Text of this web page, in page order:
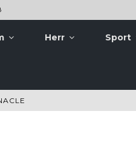
Herr Sport